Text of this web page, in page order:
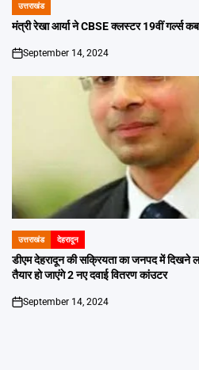
POSTED
IN
उत्तराखंड
मंत्री रेखा आर्या ने CBSE क्लस्टर 19वीं गर्ल्स
on
September 14, 2024
POSTED
IN
उत्तराखंड देहरादून
डीएम देहरादून की सक्रियता का जनपद में दिखने
तैयार हो जाएंगे 2 नए दवाई वितरण कांउटर
on
September 14, 2024